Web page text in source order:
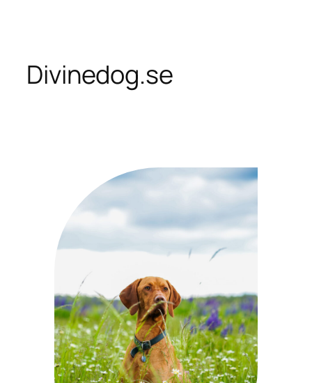
content
Divinedog.se